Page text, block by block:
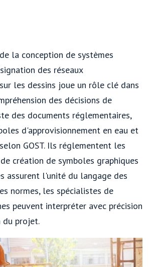
la conception de systèmes
des réseaux
les dessins joue un rôle clé dans
des décisions de
des documents réglementaires,
d'approvisionnement en eau et
GOST. Ils réglementent les
création de symboles graphiques
assurent l'unité du langage des
normes, les spécialistes de
peuvent interpréter avec précision
du projet.